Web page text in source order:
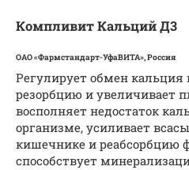
Компливит Кальций Д3
ОАО «Фармстандарт-УфаВИТА», Россия
Регулирует обмен кальция
резорбцию и увеличивает
восполняет недостаток
организме, усиливает
кишечнике и реабсорбцию
способствует